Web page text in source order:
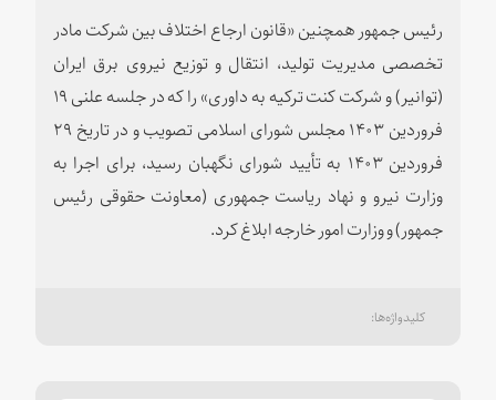
رئیس جمهور همچنین «قانون ارجاع اختلاف بین شرکت مادر
تخصصی مدیریت تولید، انتقال و توزیع نیروی برق ایران
(توانیر) و شرکت کنت ترکیه به داوری» را که در جلسه علنی ۱۹
فروردین ۱۴۰۳ مجلس شورای اسلامی تصویب و در تاریخ ۲۹
فروردین ۱۴۰۳ به تأیید شورای نگهبان رسید، برای اجرا به
وزارت نیرو و نهاد ریاست جمهوری (معاونت حقوقی رئیس
جمهور) و وزارت امور خارجه ابلاغ کرد.